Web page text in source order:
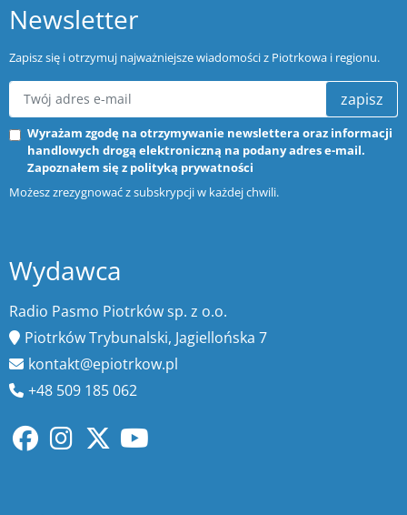
Newsletter
Zapisz się i otrzymuj najważniejsze wiadomości z Piotrkowa i regionu.
zapisz
Wyrażam zgodę na otrzymywanie newslettera oraz informacji
handlowych drogą elektroniczną na podany adres e-mail.
Zapoznałem się z polityką prywatności
Możesz zrezygnować z subskrypcji w każdej chwili.
Wydawca
Radio Pasmo Piotrków sp. z o.o.
Piotrków Trybunalski, Jagiellońska 7
kontakt@epiotrkow.pl
+48 509 185 062